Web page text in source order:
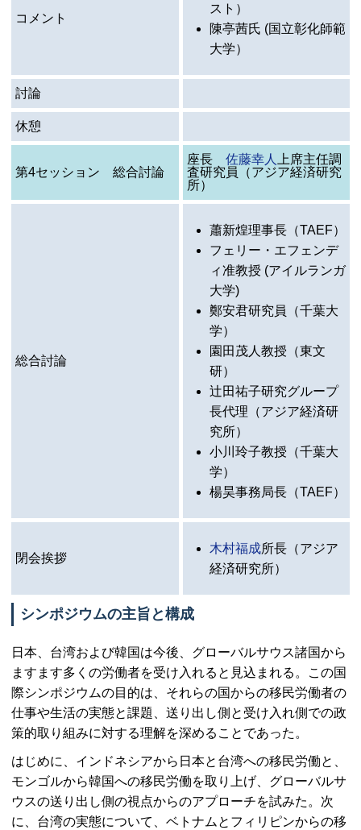
コメント
スト）
陳亭茜氏 (国立彰化師範
大学）
討論
休憩
第4セッション 総合討論
座長 佐藤幸人
上席主任調
査研究員（アジア経済研究
所）
総合討論
蕭新煌理事長（TAEF）
フェリー・エフェンデ
ィ准教授 (アイルランガ
大学)
鄭安君研究員（千葉大
学）
園田茂人教授（東文
研）
辻田祐子研究グループ
長代理（アジア経済研
究所）
小川玲子教授（千葉大
学）
楊昊事務局長（TAEF）
閉会挨拶
木村福成所長（アジア
経済研究所）
シンポジウムの主旨と構成
日本、台湾および韓国は今後、グローバルサウス諸国から
ますます多くの労働者を受け入れると見込まれる。この国
際シンポジウムの目的は、それらの国からの移民労働者の
仕事や生活の実態と課題、送り出し側と受け入れ側での政
策的取り組みに対する理解を深めることであった。
はじめに、インドネシアから日本と台湾への移民労働と、
モンゴルから韓国への移民労働を取り上げ、グローバルサ
ウスの送り出し側の視点からのアプローチを試みた。次
に、台湾の実態について、ベトナムとフィリピンからの移